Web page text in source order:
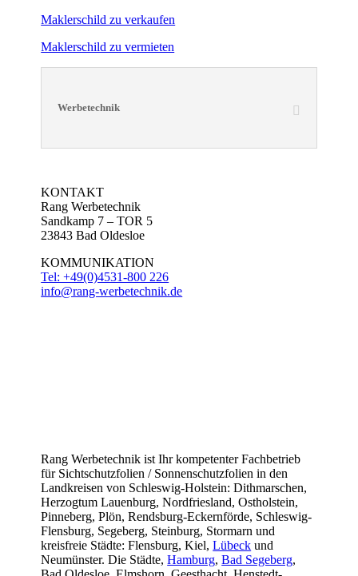
Maklerschild zu verkaufen
Maklerschild zu vermieten
Werbetechnik
KONTAKT
Rang Werbetechnik
Sandkamp 7 – TOR 5
23843 Bad Oldesloe
KOMMUNIKATION
Tel: +49(0)4531-800 226
info@rang-werbetechnik.de
Rang Werbetechnik ist Ihr kompetenter Fachbetrieb
für Sichtschutzfolien / Sonnenschutzfolien in den
Landkreisen von Schleswig-Holstein: Dithmarschen,
Herzogtum Lauenburg, Nordfriesland, Ostholstein,
Pinneberg, Plön, Rendsburg-Eckernförde, Schleswig-
Flensburg, Segeberg, Steinburg, Stormarn und
kreisfreie Städte: Flensburg, Kiel,Lübeck und
Neumünster. Die Städte,Hamburg,Bad Segeberg,